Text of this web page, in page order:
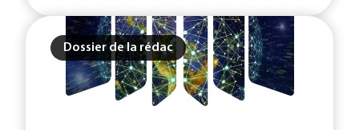
Dossier de la rédac